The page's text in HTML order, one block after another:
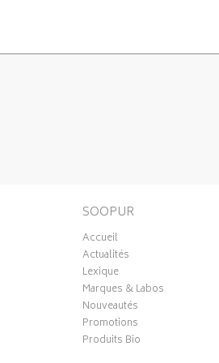
SOOPUR
Accueil
Actualités
Lexique
Marques & Labos
Nouveautés
Promotions
Produits Bio